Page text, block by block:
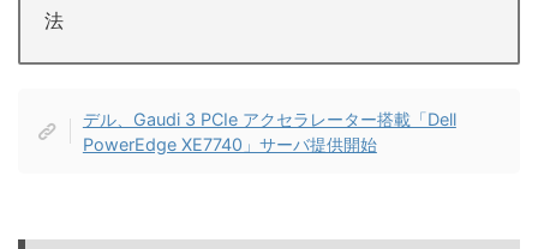
法
デル、Gaudi 3 PCIe アクセラレーター搭載「Dell
PowerEdge XE7740」サーバ提供開始